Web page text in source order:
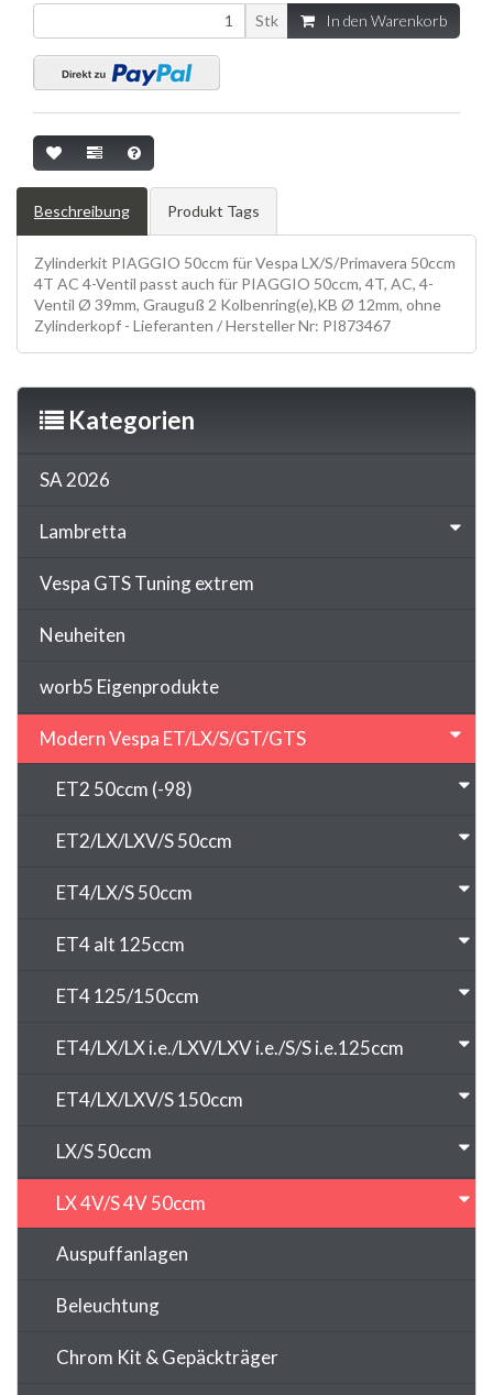
Stk In den Warenkorb
Beschreibung Produkt Tags
Zylinderkit PIAGGIO 50ccm für Vespa LX/S/Primavera 50ccm
4T AC 4-Ventil passt auch für PIAGGIO 50ccm, 4T, AC, 4-
Ventil Ø 39mm, Grauguß 2 Kolbenring(e),KB Ø 12mm, ohne
Zylinderkopf - Lieferanten / Hersteller Nr: PI873467
Kategorien
SA 2026
Lambretta
Vespa GTS Tuning extrem
Neuheiten
worb5 Eigenprodukte
Modern Vespa ET/LX/S/GT/GTS
ET2 50ccm (-98)
ET2/LX/LXV/S 50ccm
ET4/LX/S 50ccm
ET4 alt 125ccm
ET4 125/150ccm
ET4/LX/LX i.e./LXV/LXV i.e./S/S i.e.125ccm
ET4/LX/LXV/S 150ccm
LX/S 50ccm
LX 4V/S 4V 50ccm
Auspuffanlagen
Beleuchtung
Chrom Kit & Gepäckträger